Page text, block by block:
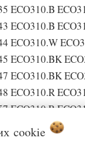
ECO310.B
ECO310.B
ECO310.W
ECO310.BK
ECO310.BK
ECO310.R
ECO310.R
ECO310.BK
cookie